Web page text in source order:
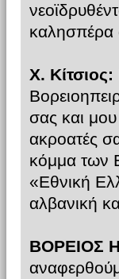
καλησπέρα
Χ. Κίτσιος:
σας και μου
ακροατές
κόμμα των
«Εθνική
αλβανική
ΒΟΡΕΙΟΣ